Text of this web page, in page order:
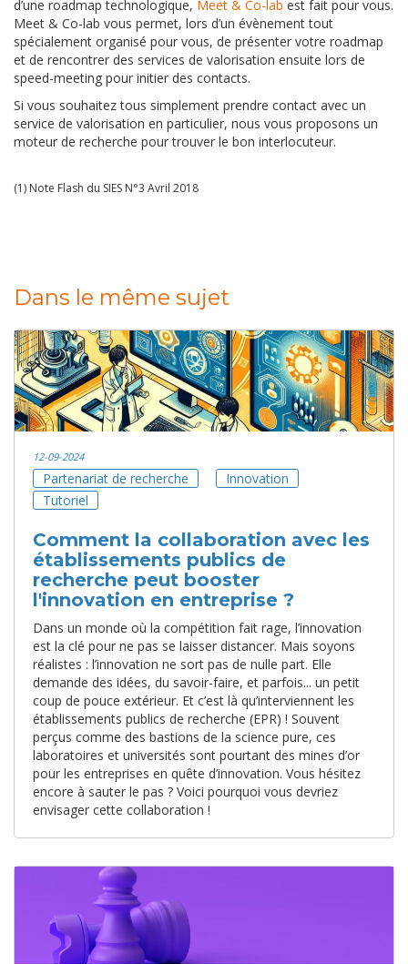
d’une roadmap technologique, Meet & Co-lab est fait pour vous.
Meet & Co-lab vous permet, lors d’un évènement tout
spécialement organisé pour vous, de présenter votre roadmap
et de rencontrer des services de valorisation ensuite lors de
speed-meeting pour initier des contacts.
Si vous souhaitez tous simplement prendre contact avec un
service de valorisation en particulier, nous vous proposons un
moteur de recherche pour trouver le bon interlocuteur.
(1) Note Flash du SIES N°3 Avril 2018
Dans le même sujet
12-09-2024
Partenariat de recherche
Innovation
Tutoriel
Comment la collaboration avec les
établissements publics de
recherche peut booster
l'innovation en entreprise ?
Dans un monde où la compétition fait rage, l’innovation
est la clé pour ne pas se laisser distancer. Mais soyons
réalistes : l’innovation ne sort pas de nulle part. Elle
demande des idées, du savoir-faire, et parfois... un petit
coup de pouce extérieur. Et c’est là qu’interviennent les
établissements publics de recherche (EPR) ! Souvent
perçus comme des bastions de la science pure, ces
laboratoires et universités sont pourtant des mines d’or
pour les entreprises en quête d’innovation. Vous hésitez
encore à sauter le pas ? Voici pourquoi vous devriez
envisager cette collaboration !